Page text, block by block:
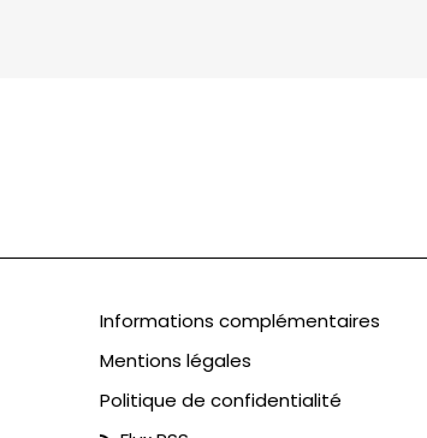
Informations complémentaires
Mentions légales
Politique de confidentialité